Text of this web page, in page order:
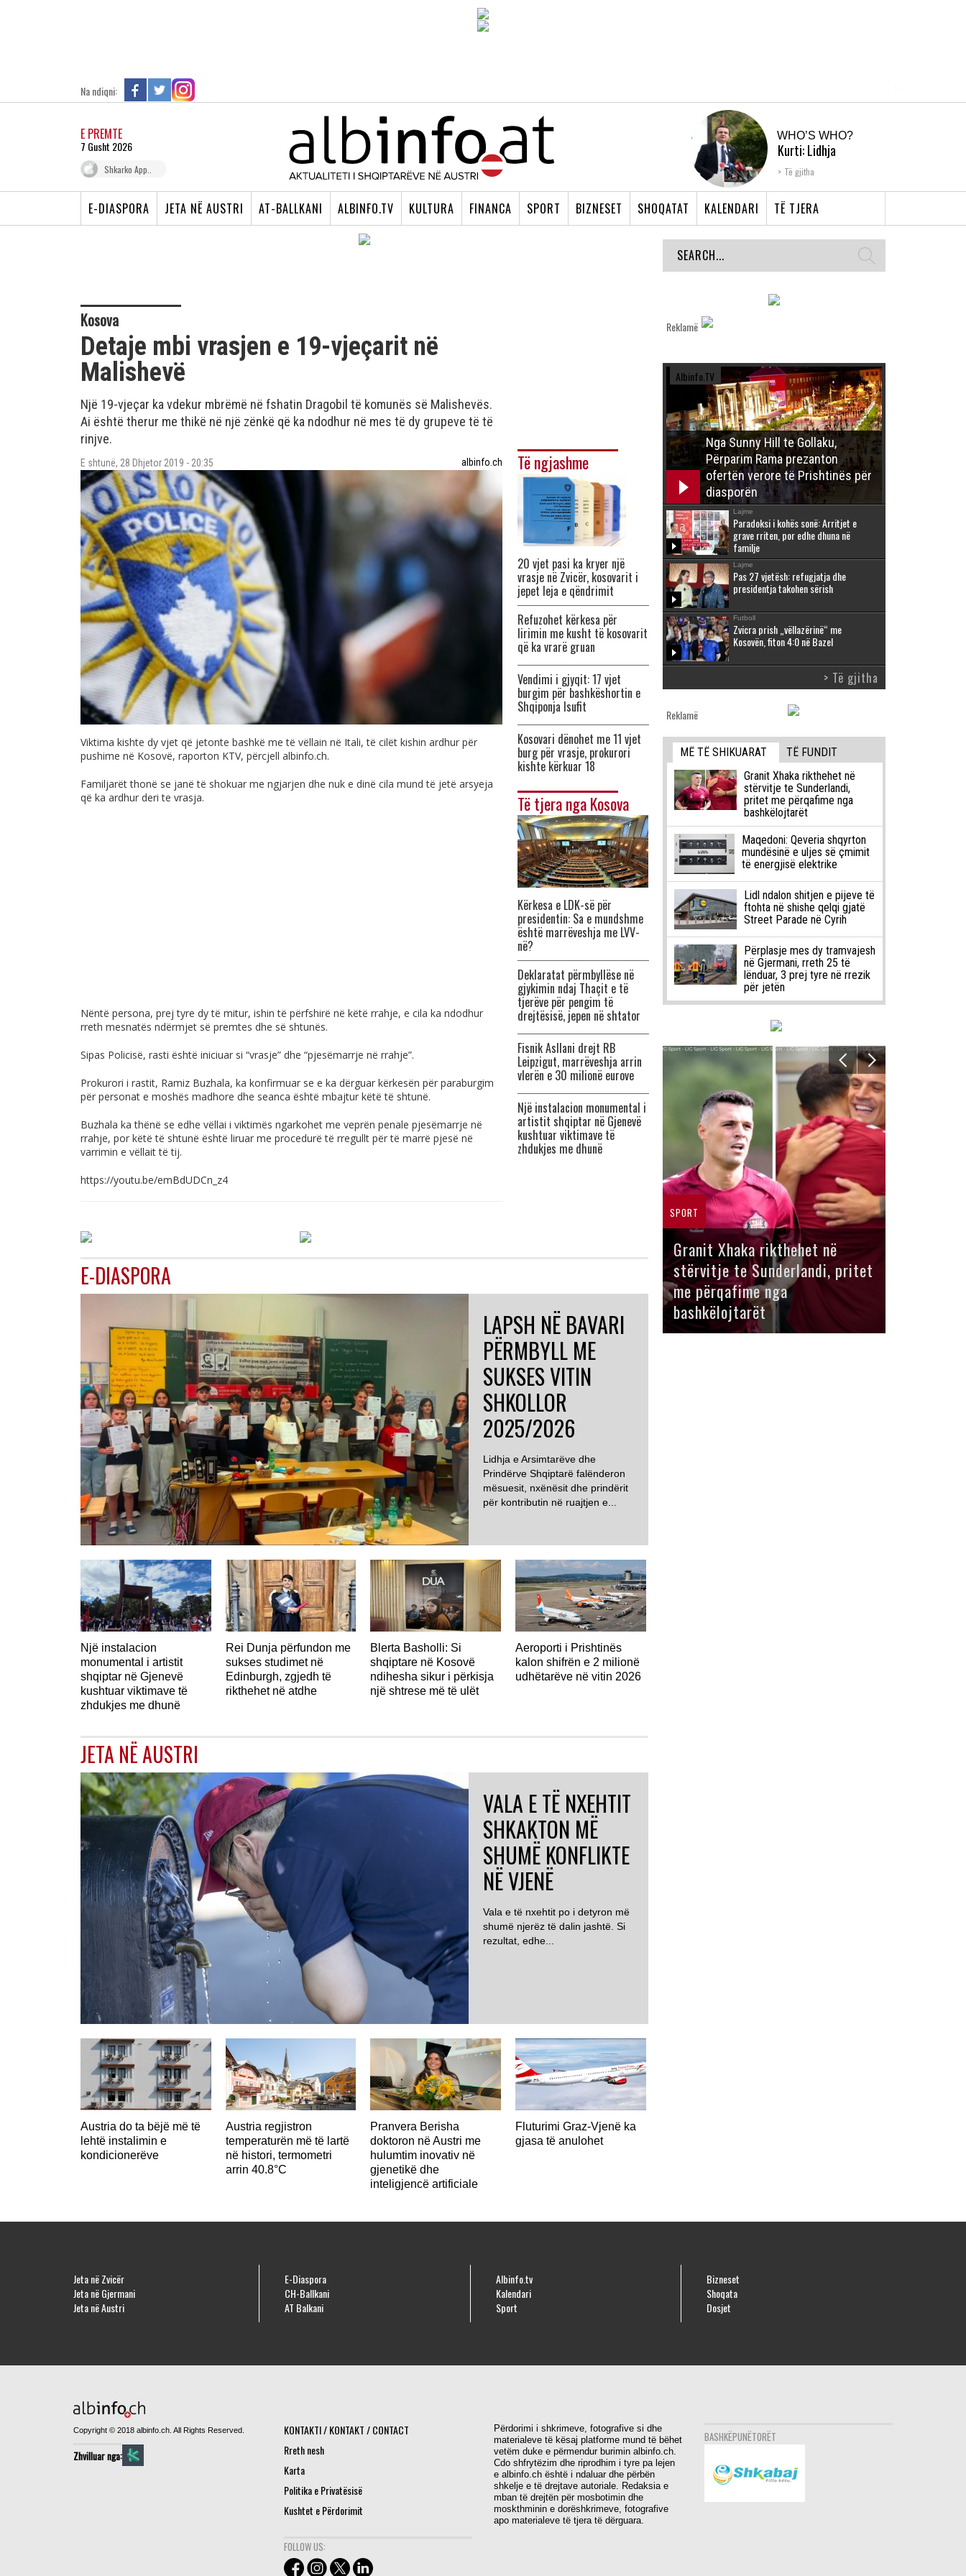
Na ndiqni:
E PREMTE
7 Gusht 2026
Shkarko App..
WHO’S WHO?
Kurti: Lidhja
Shqiptare e Prizrenit,
Të gjitha
E-DIASPORA JETA NË AUSTRI AT-BALLKANI ALBINFO.TV KULTURA FINANCA SPORT BIZNESET SHOQATAT KALENDARI TË TJERA
Kosova
Detaje mbi vrasjen e 19-vjeçarit në
Malishevë
Një 19-vjeçar ka vdekur mbrëmë në fshatin Dragobil të komunës së Malishevës.
Ai është therur me thikë në një zënkë që ka ndodhur në mes të dy grupeve të të
rinjve.
E shtunë, 28 Dhjetor 2019 - 20:35 albinfo.ch
Viktima kishte dy vjet që jetonte bashkë me të vëllain në Itali, të cilët kishin ardhur për
pushime në Kosovë, raporton KTV, përcjell albinfo.ch.
Familjarët thonë se janë të shokuar me ngjarjen dhe nuk e dinë cila mund të jetë arsyeja
që ka ardhur deri te vrasja.
Nëntë persona, prej tyre dy të mitur, ishin të përfshirë në këtë rrahje, e cila ka ndodhur
rreth mesnatës ndërmjet së premtes dhe së shtunës.
Sipas Policisë, rasti është iniciuar si “vrasje” dhe “pjesëmarrje në rrahje”.
Prokurori i rastit, Ramiz Buzhala, ka konfirmuar se e ka dërguar kërkesën për paraburgim
për personat e moshës madhore dhe seanca është mbajtur këtë të shtunë.
Buzhala ka thënë se edhe vëllai i viktimës ngarkohet me veprën penale pjesëmarrje në
rrahje, por këtë të shtunë është liruar me procedurë të rregullt për të marrë pjesë në
varrimin e vëllait të tij.
https://youtu.be/emBdUDCn_z4
Të ngjashme
20 vjet pasi ka kryer një
vrasje në Zvicër, kosovarit i
jepet leja e qëndrimit
Refuzohet kërkesa për
lirimin me kusht të kosovarit
që ka vrarë gruan
Vendimi i gjyqit: 17 vjet
burgim për bashkëshortin e
Shqiponja Isufit
Kosovari dënohet me 11 vjet
burg për vrasje, prokurori
kishte kërkuar 18
Të tjera nga Kosova
Kërkesa e LDK-së për
presidentin: Sa e mundshme
është marrëveshja me LVV-
në?
Deklaratat përmbyllëse në
gjykimin ndaj Thaçit e të
tjerëve për pengim të
drejtësisë, jepen në shtator
Fisnik Asllani drejt RB
Leipzigut, marrëveshja arrin
vlerën e 30 milionë eurove
Një instalacion monumental i
artistit shqiptar në Gjenevë
kushtuar viktimave të
zhdukjes me dhunë
E-DIASPORA
LAPSH NË BAVARI
PËRMBYLL ME
SUKSES VITIN
SHKOLLOR
2025/2026
Lidhja e Arsimtarëve dhe
Prindërve Shqiptarë falënderon
mësuesit, nxënësit dhe prindërit
për kontributin në ruajtjen e...
Një instalacion
monumental i artistit
shqiptar në Gjenevë
kushtuar viktimave të
zhdukjes me dhunë
Rei Dunja përfundon me
sukses studimet në
Edinburgh, zgjedh të
rikthehet në atdhe
Blerta Basholli: Si
shqiptare në Kosovë
ndihesha sikur i përkisja
një shtrese më të ulët
Aeroporti i Prishtinës
kalon shifrën e 2 milionë
udhëtarëve në vitin 2026
JETA NË AUSTRI
VALA E TË NXEHTIT
SHKAKTON MË
SHUMË KONFLIKTE
NË VJENË
Vala e të nxehtit po i detyron më
shumë njerëz të dalin jashtë. Si
rezultat, edhe...
Austria do ta bëjë më të
lehtë instalimin e
kondicionerëve
Austria regjistron
temperaturën më të lartë
në histori, termometri
arrin 40.8°C
Pranvera Berisha
doktoron në Austri me
hulumtim inovativ në
gjenetikë dhe
inteligjencë artificiale
Fluturimi Graz-Vjenë ka
gjasa të anulohet
Reklamë
Albinfo.TV
Nga Sunny Hill te Gollaku,
Përparim Rama prezanton
ofertën verore të Prishtinës për
diasporën
Lajme
Paradoksi i kohës sonë: Arritjet e
grave rriten, por edhe dhuna në
familje
Lajme
Pas 27 vjetësh: refugjatja dhe
presidentja takohen sërish
Futboll
Zvicra prish „vëllazërinë“ me
Kosovën, fiton 4:0 në Bazel
> Të gjitha
Reklamë
MË TË SHIKUARAT
TË FUNDIT
Granit Xhaka rikthehet në
stërvitje te Sunderlandi,
pritet me përqafime nga
bashkëlojtarët
Maqedoni: Qeveria shqyrton
mundësinë e uljes së çmimit
të energjisë elektrike
Lidl ndalon shitjen e pijeve të
ftohta në shishe qelqi gjatë
Street Parade në Cyrih
Përplasje mes dy tramvajesh
në Gjermani, rreth 25 të
lënduar, 3 prej tyre në rrezik
për jetën
SPORT
Granit Xhaka rikthehet në
stërvitje te Sunderlandi, pritet
me përqafime nga
bashkëlojtarët
Jeta në Zvicër
Jeta në Gjermani
Jeta në Austri
E-Diaspora
CH-Ballkani
AT Balkani
Albinfo.tv
Kalendari
Sport
Bizneset
Shoqata
Dosjet
Copyright © 2018 albinfo.ch. All Rights Reserved.
Zhvilluar nga:
KONTAKTI / KONTAKT / CONTACT
Rreth nesh
Karta
Politika e Privatësisë
Kushtet e Përdorimit
FOLLOW US:
Përdorimi i shkrimeve, fotografive si dhe
materialeve të kësaj platforme mund të bëhet
vetëm duke e përmendur burimin albinfo.ch.
Cdo shfrytëzim dhe riprodhim i tyre pa lejen
e albinfo.ch është i ndaluar dhe përbën
shkelje e të drejtave autoriale. Redaksia e
mban të drejtën për mosbotimin dhe
moskthminin e dorëshkrimeve, fotografive
apo materialeve të tjera të dërguara.
BASHKËPUNËTORËT